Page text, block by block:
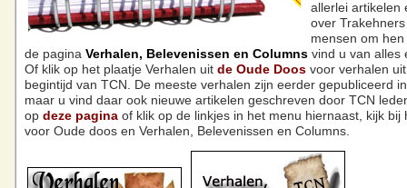
allerlei artikelen
over
mensen om
de pagina Verhalen, Belevenissen en Columns vind u van alles
Of klik op het plaatje Verhalen uit de Oude Doos voor verhalen
begintijd van TCN. De meeste verhalen zijn eerder gepubliceerd
maar u vind daar ook nieuwe artikelen geschreven door TCN
op deze pagina of klik op de linkjes in het menu hiernaast, kijk bij
voor Oude doos en Verhalen, Belevenissen en Columns.